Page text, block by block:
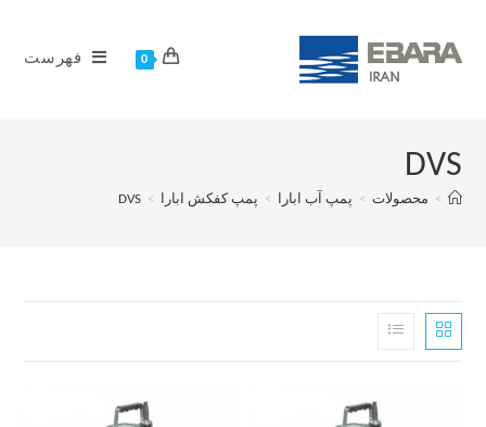
0 فهرست
DVS
> محصولات > پمپ آب ابارا > پمپ کفکش ابارا >
DVS